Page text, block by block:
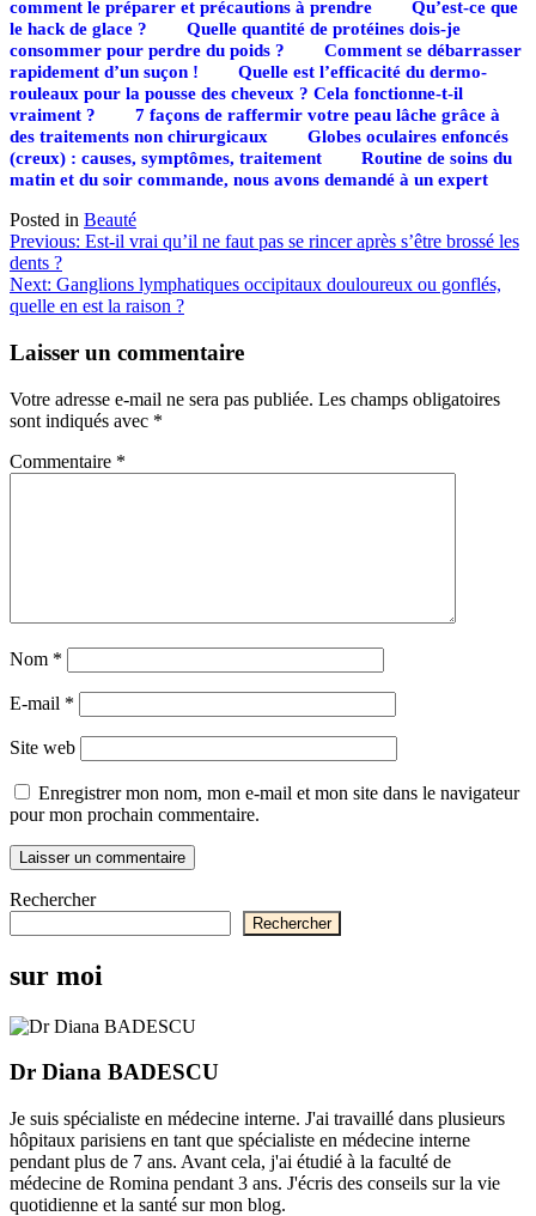
comment le préparer et précautions à prendre
Qu’est-ce que
le hack de glace ?
Quelle quantité de protéines dois-je
consommer pour perdre du poids ?
Comment se débarrasser
rapidement d’un suçon !
Quelle est l’efficacité du dermo-
rouleaux pour la pousse des cheveux ? Cela fonctionne-t-il
vraiment ?
7 façons de raffermir votre peau lâche grâce à
des traitements non chirurgicaux
Globes oculaires enfoncés
(creux) : causes, symptômes, traitement
Routine de soins du
matin et du soir commande, nous avons demandé à un expert
Posted in Beauté
Navigation
de
l’article
Previous: Est-il vrai qu’il ne faut pas se rincer après s’être brossé les
dents ?
Next: Ganglions lymphatiques occipitaux douloureux ou gonflés,
quelle en est la raison ?
Laisser un commentaire
Votre adresse e-mail ne sera pas publiée. Les champs obligatoires
sont indiqués avec *
Commentaire *
Nom *
E-mail *
Site web
Enregistrer mon nom, mon e-mail et mon site dans le navigateur
pour mon prochain commentaire.
Rechercher
Rechercher
sur moi
Dr Diana BADESCU
Je suis spécialiste en médecine interne. J'ai travaillé dans plusieurs
hôpitaux parisiens en tant que spécialiste en médecine interne
pendant plus de 7 ans. Avant cela, j'ai étudié à la faculté de
médecine de Romina pendant 3 ans. J'écris des conseils sur la vie
quotidienne et la santé sur mon blog.